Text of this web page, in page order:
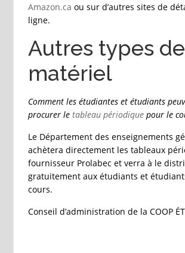
Amazon.ca ou sur d’autres sites de
ligne.
Autres types de
matériel
Comment les étudiantes et étudiants
procurer le tableau périodiquepour le
Le Département des enseignements
achètera directement les tableaux
fournisseur Prolabec et verra à le
gratuitement aux étudiants et
cours.
Conseil d’administration de la COOP